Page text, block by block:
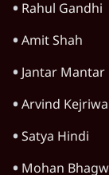
Rahul Gandhi
Amit Shah
Jantar Mantar
Arvind
Satya Hindi
Mohan